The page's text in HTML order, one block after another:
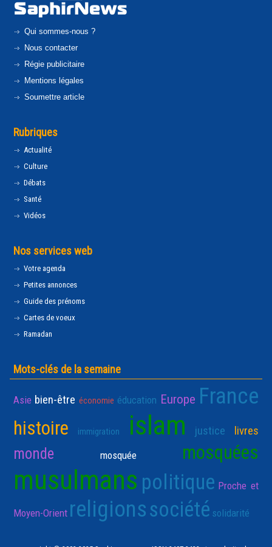
Qui sommes-nous ?
Nous contacter
Régie publicitaire
Mentions légales
Soumettre article
Rubriques
Actualité
Culture
Débats
Santé
Vidéos
Nos services web
Votre agenda
Petites annonces
Guide des prénoms
Cartes de voeux
Ramadan
Mots-clés de la semaine
Asie bien-être économie éducation Europe France
histoire immigration islam justice livres
monde mosquée mosquées
musulmans politique Proche et
Moyen-Orient religionssociété solidarité